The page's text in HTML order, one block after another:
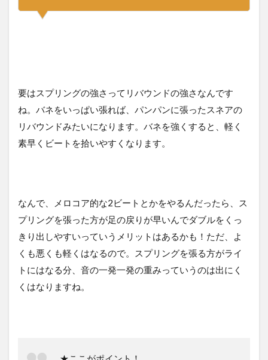
要はスプリングの強さってリバウンドの強さなんです
ね。バネをいっぱい張れば、パンパンに張ったスネアの
リバウンドみたいになります。バネを強くすると、軽く
素早くビートを拾いやすくなります。
なんで、メロコア的な2ビートとかをやるんだったら、ス
プリングを張った方が足の戻りが早いんでダブルをくっ
きり出しやすいっていうメリットはあるかも！ただ、よ
くも悪くも軽くはなるので。スプリングを張る方がライ
トにはなる分、音の一発一発の重みっていうのは出にく
くはなりますね。